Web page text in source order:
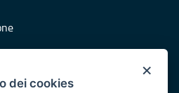
Puglia
×
dei cookies